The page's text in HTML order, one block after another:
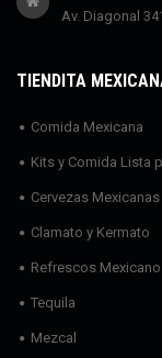
Av. Diagonal
TIENDITA
Comida Mexicana
Kits y Comida Lista
Cervezas Mexicanas
Clamato y Kermato
Refrescos
Tequila
Mezcal